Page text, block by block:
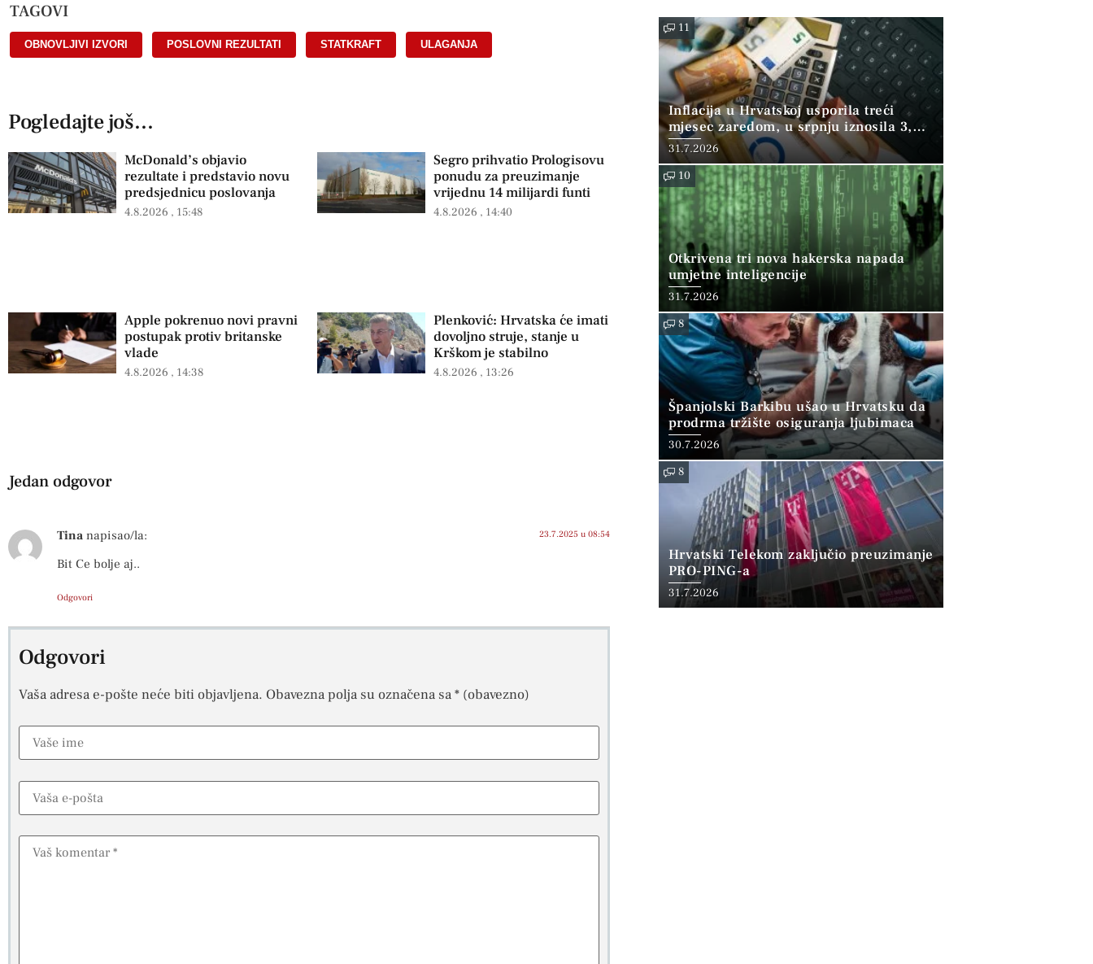
TAGOVI
OBNOVLJIVI IZVORI POSLOVNI REZULTATI STATKRAFT ULAGANJA
Pogledajte još...
McDonald’s objavio
rezultate i predstavio novu
predsjednicu poslovanja
4.8.2026 15:48
Segro prihvatio Prologisovu
ponudu za preuzimanje
vrijednu 14 milijardi funti
4.8.2026 14:40
Apple pokrenuo novi pravni
postupak protiv britanske
vlade
4.8.2026 14:38
Plenković: Hrvatska će imati
dovoljno struje, stanje u
Krškom je stabilno
4.8.2026 13:26
Jedan odgovor
Tina napisao/la: 23.7.2025 u 08:54
Bit Ce bolje aj..
Odgovori
Odgovori
Vaša adresa e-pošte neće biti objavljena. Obavezna polja su označena sa* (obavezno)
11
Inflacija u Hrvatskoj usporila treći
mjesec zaredom, u srpnju iznosila 3,9
posto
31.7.2026
10
Otkrivena tri nova hakerska napada
umjetne inteligencije
31.7.2026
8
Španjolski Barkibu ušao u Hrvatsku da
prodrma tržište osiguranja ljubimaca
30.7.2026
8
Hrvatski Telekom zaključio preuzimanje
PRO-PING-a
31.7.2026